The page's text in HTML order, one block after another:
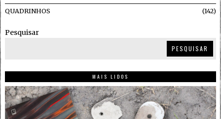
QUADRINHOS 142
Pesquisar
PESQUISAR
MAIS LIDOS